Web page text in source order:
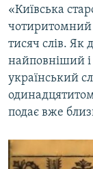
«Київська
чотиритомний
тисяч слів. Як
найповніший
український
подає вже